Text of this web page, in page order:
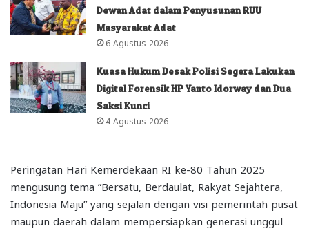
Dewan Adat dalam Penyusunan RUU
Masyarakat Adat
6 Agustus 2026
Kuasa Hukum Desak Polisi Segera Lakukan
Digital Forensik HP Yanto Idorway dan Dua
Saksi Kunci
4 Agustus 2026
Peringatan Hari Kemerdekaan RI ke-80 Tahun 2025
mengusung tema ”Bersatu, Berdaulat, Rakyat Sejahtera,
Indonesia Maju” yang sejalan dengan visi pemerintah pusat
maupun daerah dalam mempersiapkan generasi unggul